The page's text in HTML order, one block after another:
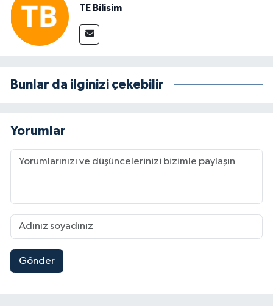
TE Bilisim
Bunlar da ilginizi çekebilir
Yorumlar
Gönder